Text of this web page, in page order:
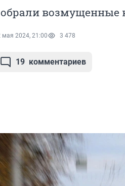
возмущенные
мая 2024, 21:00 3 478
19 комментариев